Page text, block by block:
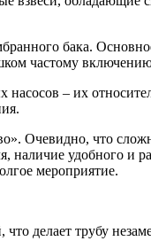
бака.
частому
– их
Очевидно, что
удобного и
мероприятие.
делает трубу